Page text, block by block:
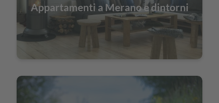
Appartamenti a Merano e dintorni